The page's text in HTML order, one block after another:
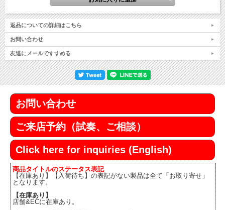
返品についての詳細はこちら
お問い合わせ
友達にメールですすめる
お問い合わせ
ご来店予約（試奏、ご相談）
Click here for inquiries (English)
商品タイトルのステータス表記
【在庫あり】【入荷待ち】の表記がない製品は全て「お取り寄せ」
となります。
【在庫あり】
店舗&ECに在庫あり。